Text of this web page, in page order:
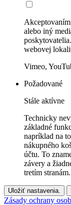
alebo iný
webovej
Vimeo,
Požadované
Stále aktívne
Technicky
základné
napríklad na
nákupného
účtu. To
závery a
tretím stranám.
Uložiť nastavenia.
Zásady ochrany